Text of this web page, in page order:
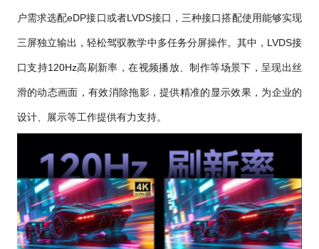
户需求选配eDP接口或者LVDS接口，三种接口搭配使用能够实现
三屏独立输出，轻松驾驭教学中多任务分屏操作。其中，LVDS接
口支持120Hz高刷新率，在视频播放、制作等场景下，呈现出丝
滑的动态画面，有效消除拖影，提供精准的显示效果，为企业的
设计、展示等工作提供有力支持。